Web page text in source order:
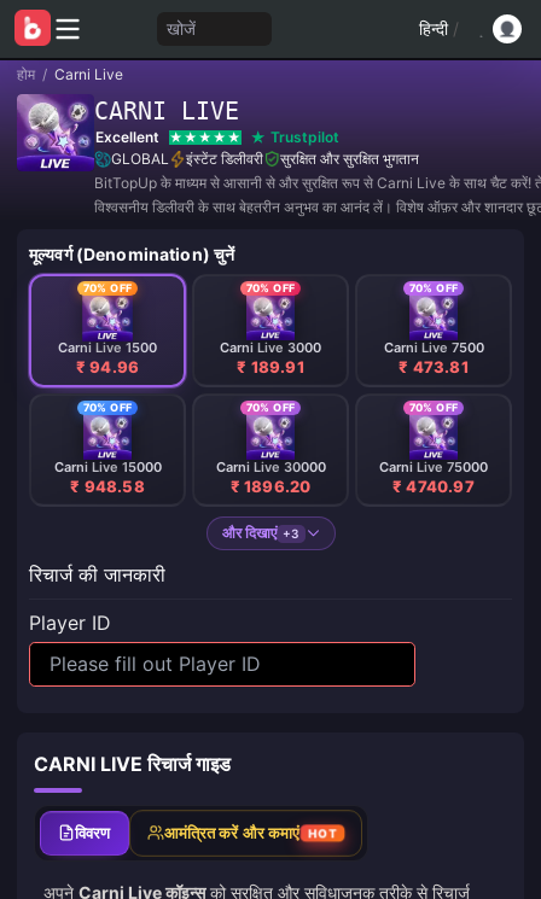
खोजें हिन्दी /
होम / Carni Live
CARNI LIVE
Excellent
Trustpilot
GLOBAL
इंस्टेंट डिलीवरी
सुरक्षित और सुरक्षित भुगतान
BitTopUp के माध्यम से आसानी से और सुरक्षित रूप से Carni Live के साथ चैट करें!
विश्वसनीय डिलीवरी के साथ बेहतरीन अनुभव का आनंद लें। विशेष ऑफ़र और शानदार
मूल्यवर्ग (Denomination) चुनें
70% OFF
Carni Live 1500
₹ 94.96
70% OFF
Carni Live 3000
₹ 189.91
70% OFF
Carni Live 7500
₹ 473.81
70% OFF
Carni Live 15000
₹ 948.58
70% OFF
Carni Live 30000
₹ 1896.20
70% OFF
Carni Live 75000
₹ 4740.97
और दिखाएं +3
रिचार्ज की जानकारी
Player ID
CARNI LIVE रिचार्ज गाइड
विवरण आमंत्रित करें और कमाएं HOT
अपने Carni Live कॉइन्सको सुरक्षित और सुविधाजनक तरीके से रिचार्ज